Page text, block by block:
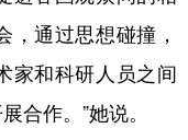
，通过思想碰撞，
家和科研人员之间
合作。”她说。